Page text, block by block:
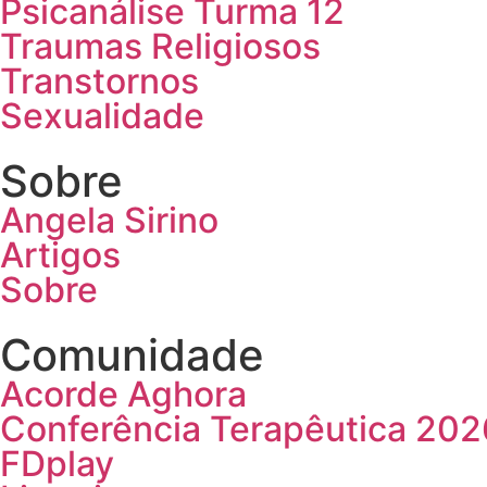
Psicanálise Turma 12
Traumas Religiosos
Transtornos
Sexualidade
Sobre
Angela Sirino
Artigos
Sobre
Comunidade
Acorde Aghora
Conferência Terapêutica
FDplay